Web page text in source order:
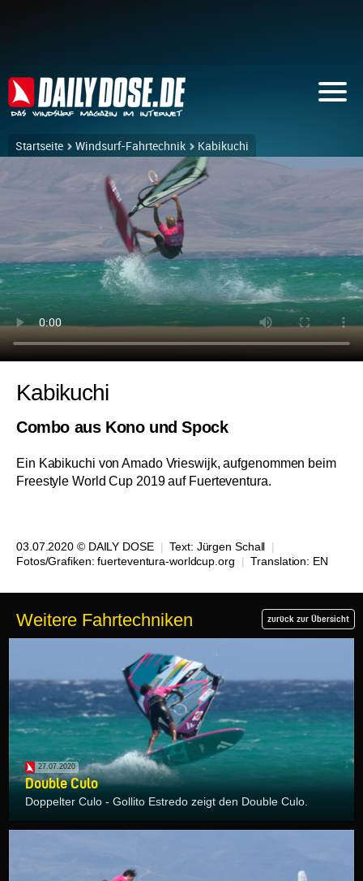
Startseite Windsurf-Fahrtechnik Kabikuchi
Kabikuchi
Combo aus Kono und Spock
Ein Kabikuchi von Amado Vrieswijk, aufgenommen beim
Freestyle World Cup 2019 auf Fuerteventura.
03.07.2020 © DAILY DOSE | Text: Jürgen Schall |
Fotos/Grafiken: fuerteventura-worldcup.org
| Translation: EN
Weitere Fahrtechniken zurück zur Übersicht
27.07.2020
Double Culo
Doppelter Culo - Gollito Estredo zeigt den Double Culo.